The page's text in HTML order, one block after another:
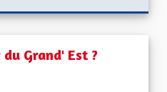
Grand' Est ?